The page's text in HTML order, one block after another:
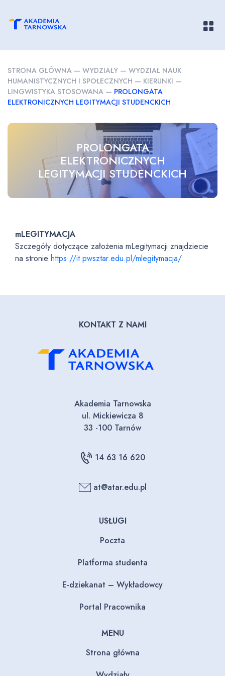
STRONA GŁÓWNA — WYDZIAŁY — WYDZIAŁ NAUK
HUMANISTYCZNYCH I SPOŁECZNYCH — KIERUNKI —
LINGWISTYKA STOSOWANA — PROLONGATA
ELEKTRONICZNYCH LEGITYMACJI STUDENCKICH
PROLONGATA
ELEKTRONICZNYCH
LEGITYMACJI STUDENCKICH
mLEGITYMACJA
Szczegóły dotyczące założenia mLegitymacji znajdziecie
na stronie https://it.pwsztar.edu.pl/mlegitymacja/
KONTAKT Z NAMI
Akademia Tarnowska
ul. Mickiewicza 8
33 -100 Tarnów
14 63 16 620
at@atar.edu.pl
USŁUGI
Poczta
Platforma studenta
E-dziekanat – Wykładowcy
Portal Pracownika
MENU
Strona główna